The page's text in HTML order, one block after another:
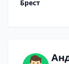
Брест